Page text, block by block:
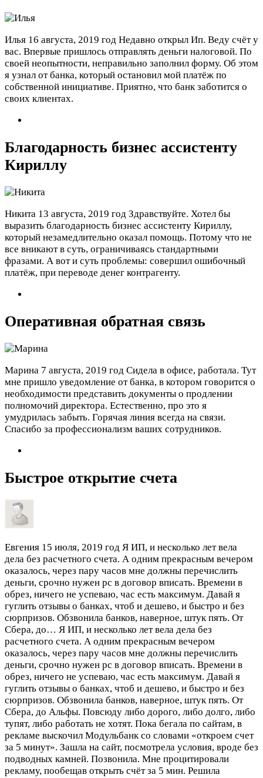
Илья 16 августа, 2019 год Недавно открыл Ип. Веду счёт у
вас. Впервые пришлось отправлять деньги налоговой. По
своей неопытности, неправильно заполнил форму. Об этом
я узнал от банка, который остановил мой платёж по
собственной инициативе. Приятно, что банк заботится о
своих клиентах.
Благодарность бизнес ассистенту
Кириллу
Никита 13 августа, 2019 год Здравствуйте. Хотел бы
выразить благодарность бизнес ассистенту Кириллу,
который незамедлительно оказал помощь. Потому что не
все вникают в суть, ограничиваясь стандартными
фразами. А вот и суть проблемы: совершил ошибочный
платёж, при переводе денег контрагенту.
Оперативная обратная связь
Марина 7 августа, 2019 год Сидела в офисе, работала. Тут
мне пришло уведомление от банка, в котором говорится о
необходимости представить документы о продлении
полномочий директора. Естественно, про это я
умудрилась забыть. Горячая линия всегда на связи.
Спасибо за профессионализм ваших сотрудников.
Быстрое открытие счета
Евгения 15 июля, 2019 год Я ИП, и несколько лет вела
дела без расчетного счета. А одним прекрасным вечером
оказалось, через пару часов мне должны перечислить
деньги, срочно нужен рс в договор вписать. Времени в
обрез, ничего не успеваю, час есть максимум. Давай я
гуглить отзывы о банках, чтоб и дешево, и быстро и без
сюрпризов. Обзвонила банков, наверное, штук пять. От
Сбера, до… Я ИП, и несколько лет вела дела без
расчетного счета. А одним прекрасным вечером
оказалось, через пару часов мне должны перечислить
деньги, срочно нужен рс в договор вписать. Времени в
обрез, ничего не успеваю, час есть максимум. Давай я
гуглить отзывы о банках, чтоб и дешево, и быстро и без
сюрпризов. Обзвонила банков, наверное, штук пять. От
Сбера, до Альфы. Повсюду либо дорого, либо долго, либо
тупят, либо работать не хотят. Пока бегала по сайтам, в
рекламе выскочил Модульбанк со словами «откроем счет
за 5 минут». Зашла на сайт, посмотрела условия, вроде без
подводных камней. Позвонила. Мне процитировали
рекламу, пообещав открыть счёт за 5 мин. Решила